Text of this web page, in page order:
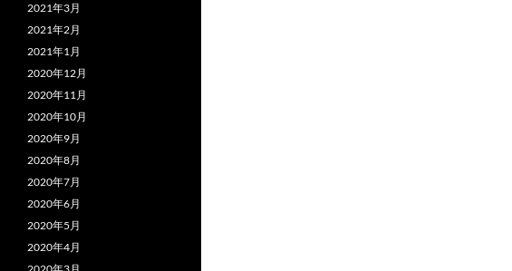
2021年3月
2021年2月
2021年1月
2020年12月
2020年11月
2020年10月
2020年9月
2020年8月
2020年7月
2020年6月
2020年5月
2020年4月